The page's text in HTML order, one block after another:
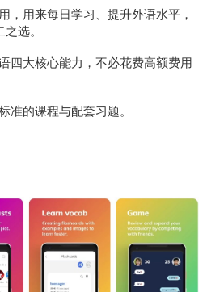
，用来每日学习、提升外语水平，
选。
四大核心能力，不必花费高额费用
准的课程与配套习题。